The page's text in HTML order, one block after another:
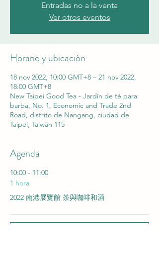
Entradas no a la venta
Ver otros eventos
Horario y ubicación
18 nov 2022, 10:00 GMT+8 – 21 nov 2022,
18:00 GMT+8
New Taipei Good Tea - Jardín de té para
barba, No. 1, Economic and Trade 2nd
Road, distrito de Nangang, ciudad de
Taipei, Taiwán 115
Agenda
10:00 - 11:00
1 hora
2022 南港展覽館 茶與咖啡和酒